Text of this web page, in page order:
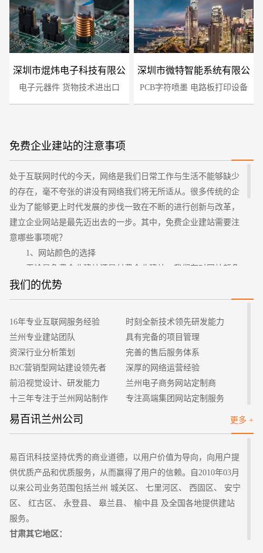
深圳市焜炜电子科技有限公
司
电子元器件 货物技术进出口
深圳市微特智能系统有限公
司
PCB字符喷墨 电路板打印设备
免费企业建站的注意事项
处于互联网时代的今天，网络是我们日常工作与生活不能够缺少
的存在，毫不夸张的讲没有网络我们将无所适从。很多传统的企
业为了能够更上时代发展的步伐一致在不断的进行创新与改革，
建立企业网站是最先迈出去的一步。其中，免费企业建站需要注
意哪些事项呢？
1、网站颜色的选择
无论是免费企业建站还是付费企业建站，我们在对网站颜色
的选择上面要非常注重。企业网站相比较于其他娱乐性质的网
站，它的定位是有非常大的不同的，需要凸显企业的专业性以及
晰度高的图片，这样访问者在浏览的时候能够清楚的看到图片中
的内容。将图片合理的放置在网站页面中，让页面变得更加的和
谐。
3、动画元素的运用
企业网站在建立的时候，可以考虑一些动画元素的运用，可
以让整体的页面变得更加的灵动。比如说插入一些动画与内容有
一定的关联，可以吸引到不少的访问者。对于动画元素的选择需
要引起注意，不要有太过鲜艳以及亮丽的动画，会抢夺视线模糊
我们的优势
16年专业互联网服务经验
兰州专业建站团队
资深行业分析策划
B2C营销型网站建设领先者
前沿视觉设计、研发能力
十三年专注于兰州网站制作
客户的满意是我们唯一的宗旨
时刻全新技术领先研发能力
具有完备的项目管理
完善的售后服务体系
深厚的网络运营经验
兰州电子商务网站定制商
专注高端集团网站定制服务
更多 +
易百讯兰州公司
易百讯科技坚持优秀的商业道德，以用户价值为导向，向用户提
供优质产品和优质服务，从而赢得了用户的信赖。自2010年03月
以来公司业务范围包括兰州 城关区、 七里河区、 西固区、 安宁
区、 红古区、 永登县、 皋兰县、 榆中县 及全国各地提供建站
服务。
甘肃其它地区：
您的预算 1万-3万 3万-5万 5万-8万